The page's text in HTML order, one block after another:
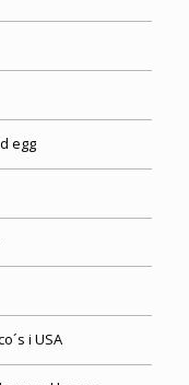
egg
i USA